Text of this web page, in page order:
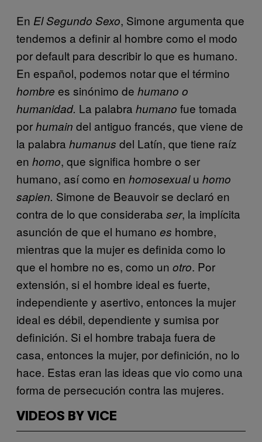
En El Segundo Sexo, Simone argumenta que
tendemos a definir al hombre como el modo
por default para describir lo que es humano.
En español, podemos notar que el término
hombre es sinónimo de humano o
humanidad. La palabra humano fue tomada
porhumain del antiguo francés, que viene de
la palabra humanus del Latín, que tiene raíz
en homo, que significa hombre o ser
humano, así como en homosexualu homo
sapien. Simone de Beauvoir se declaró en
contra de lo que consideraba ser, la implícita
asunción de que el humano es hombre,
mientras que la mujer es definida como lo
que el hombre no es, como un otro. Por
extensión, si el hombre ideal es fuerte,
independiente y asertivo, entonces la mujer
ideal es débil, dependiente y sumisa por
definición. Si el hombre trabaja fuera de
casa, entonces la mujer, por definición, no lo
hace. Estas eran las ideas que vio como una
forma de persecución contra las mujeres.
VIDEOS BY VICE